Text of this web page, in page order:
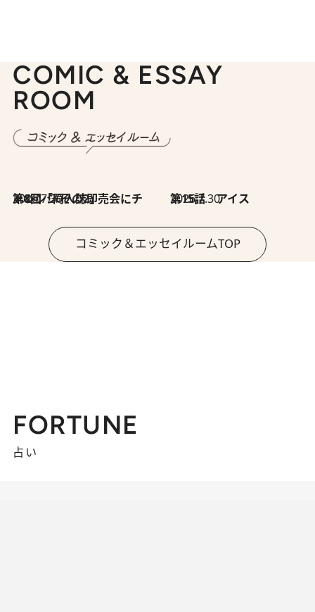
COMIC & ESSAY
ROOM
2026.7.30
第8回「同人誌即売会にチャレンジ その2」 2026.7.30
第15話 アイス
コミック＆エッセイルームTOP
FORTUNE
占い